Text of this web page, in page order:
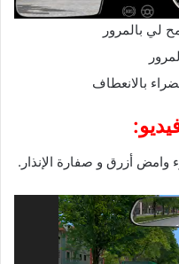
لي بالمرور
بالانعطاف
أزرق و صفارة الإنذار.